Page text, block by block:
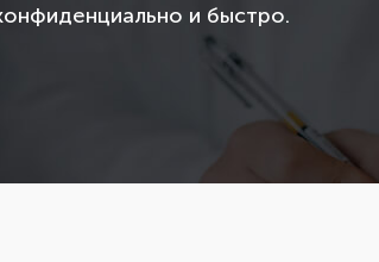
и быстро.